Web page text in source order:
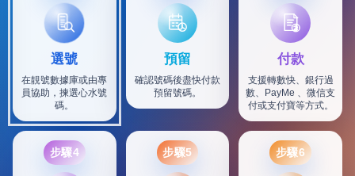
選號
在靚號數據庫或由專
員協助，揀選心水號
碼。
預留
確認號碼後盡快付款
預留號碼。
付款
支援轉數快、銀行過
數、PayMe 、微信支
付或支付寶等方式。
步驟4 步驟5 步驟6